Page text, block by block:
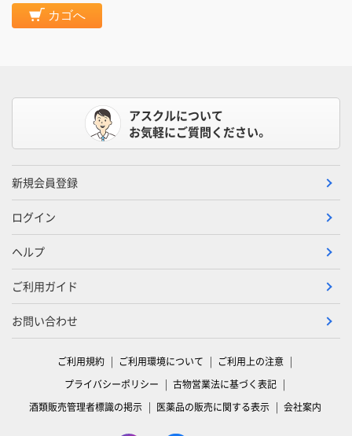
カゴへ
アスクルについて
お気軽にご質問ください。
新規会員登録
ログイン
ヘルプ
ご利用ガイド
お問い合わせ
ご利用規約 ご利用環境について
ご利用上の注意
プライバシーポリシー
古物営業法に基づく表記
酒類販売管理者標識の掲示
医薬品の販売に関する表示 会社案内